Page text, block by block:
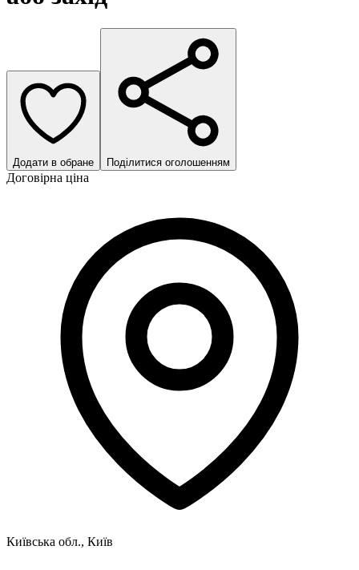
Додати в обране Поділитися оголошенням
Договірна ціна
Київська обл., Київ